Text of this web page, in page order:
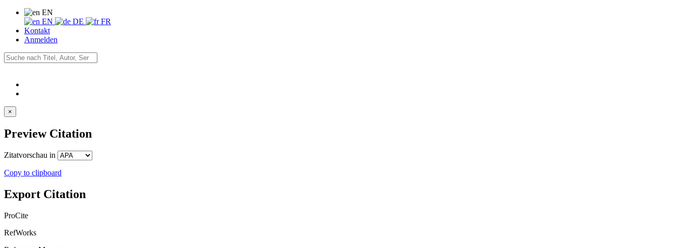
EN
EN
DE
FR
Kontakt
Anmelden
×
Preview Citation
Zitatvorschau in
Copy to clipboard
Export Citation
ProCite
RefWorks